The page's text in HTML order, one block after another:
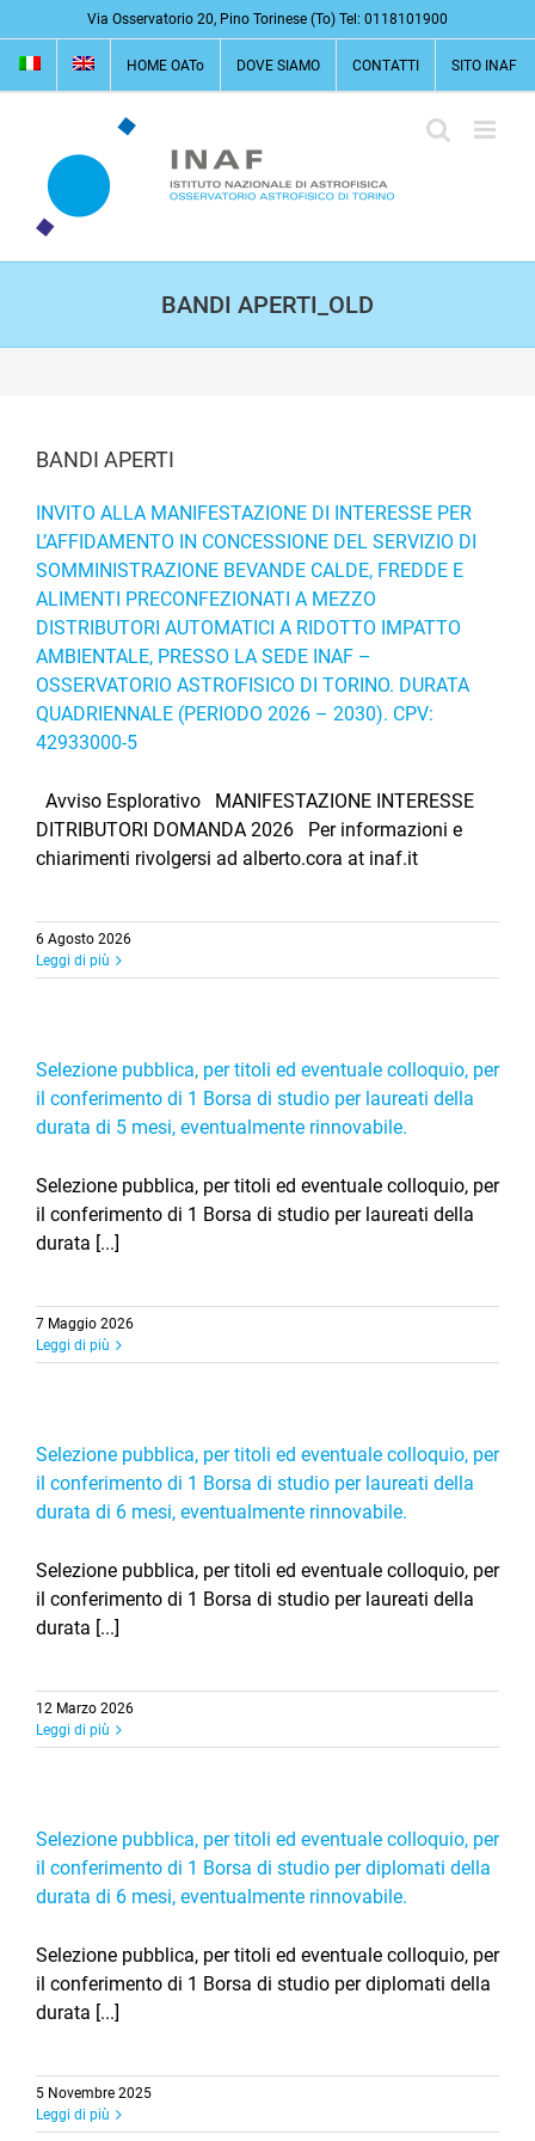
al
contenuto
Via Osservatorio 20, Pino Torinese (To) Tel: 0118101900
HOME OATo DOVE SIAMO CONTATTI SITO INAF
BANDI APERTI_OLD
BANDI APERTI
INVITO ALLA MANIFESTAZIONE DI INTERESSE PER
L’AFFIDAMENTO IN CONCESSIONE DEL SERVIZIO DI
SOMMINISTRAZIONE BEVANDE CALDE, FREDDE E
ALIMENTI PRECONFEZIONATI A MEZZO
DISTRIBUTORI AUTOMATICI A RIDOTTO IMPATTO
AMBIENTALE, PRESSO LA SEDE INAF –
OSSERVATORIO ASTROFISICO DI TORINO. DURATA
QUADRIENNALE (PERIODO 2026 – 2030). CPV:
42933000-5
Avviso Esplorativo MANIFESTAZIONE INTERESSE
DITRIBUTORI DOMANDA 2026 Per informazioni e
chiarimenti rivolgersi ad alberto.cora at inaf.it
6 Agosto 2026
Leggi di più
Selezione pubblica, per titoli ed eventuale colloquio, per
il conferimento di 1 Borsa di studio per laureati della
durata di 5 mesi, eventualmente rinnovabile.
Selezione pubblica, per titoli ed eventuale colloquio, per
il conferimento di 1 Borsa di studio per laureati della
durata [...]
7 Maggio 2026
Leggi di più
Selezione pubblica, per titoli ed eventuale colloquio, per
il conferimento di 1 Borsa di studio per laureati della
durata di 6 mesi, eventualmente rinnovabile.
Selezione pubblica, per titoli ed eventuale colloquio, per
il conferimento di 1 Borsa di studio per laureati della
durata [...]
12 Marzo 2026
Leggi di più
Selezione pubblica, per titoli ed eventuale colloquio, per
il conferimento di 1 Borsa di studio per diplomati della
durata di 6 mesi, eventualmente rinnovabile.
Selezione pubblica, per titoli ed eventuale colloquio, per
il conferimento di 1 Borsa di studio per diplomati della
durata [...]
5 Novembre 2025
Leggi di più